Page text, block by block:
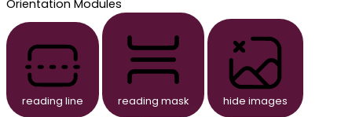
Orientation Modules
reading line reading mask hide images